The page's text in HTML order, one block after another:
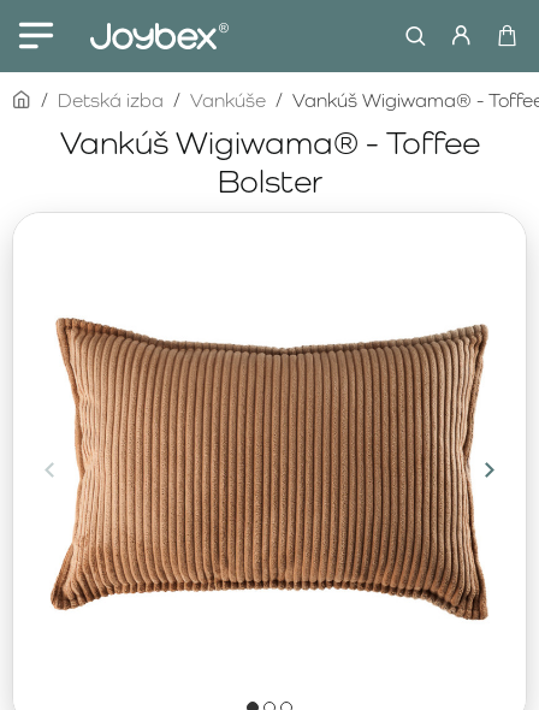
Vankúš Wigiwama® - Toffee
Bolster
homeDetská izba Vankúše Vankúš Wigiwama® -